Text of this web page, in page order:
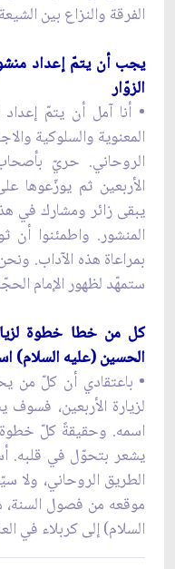
الفرقة والنزاع بين
يجب أن يتمّ إعداد
الزوّار
• أنا آمل أن يتمّ إعداد
المعنوية والسلوكية
الروحاني. حريّ
الأربعين ثم يوزّعوها
يبقى زائر ومشارك في
المنشور. واطمئنوا
بمراعاة هذه الآداب.
ستمهّد لظهور الإمام
كل من خطا خطوة
الحسين (عليه السلام)
• باعتقادي أن كلّ من
لزيارة الأربعين،
اسمه. وحقيقةً كلّ خطوة
يشعر بتحوّل في قلبه.
الطريق الروحاني، ولا
موقعه من فصول السنة،
السلام) إلى كربلاء في العام 61